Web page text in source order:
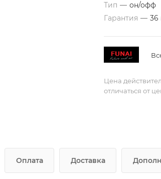
Тип — он/офф
Гарантия — 36
Цена
отличаться от
Оплата Доставка